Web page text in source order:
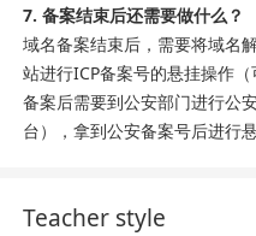
7. 备案结束后还需要做什么？
域名备案结束后，需要将域名
站进行ICP备案号的悬挂操作
备案后需要到公安部门进行公
台），拿到公安备案号后进行
Teacher style